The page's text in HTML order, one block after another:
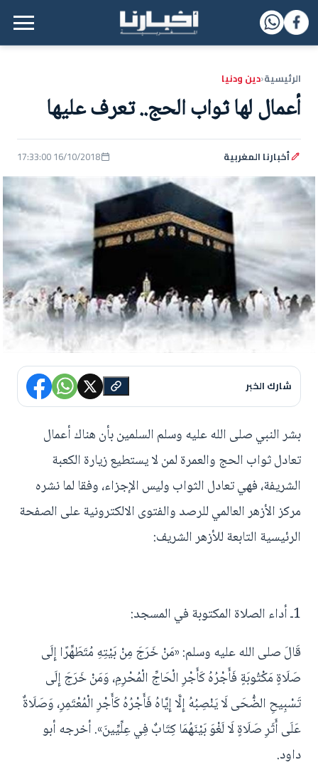
القائمة الرئيسية
الرئيسية‹دين ودنيا
أعمال لها ثواب الحج.. تعرف عليها
أخبارنا المغربية 16/10/2018 17:33:00
شارك الخبر
بشر النبي صلى الله عليه وسلم السلمين بأن هناك أعمال
تعادل ثواب الحج والعمرة لمن لا يستطيع زيارة الكعبة
الشريفة، فهي تعادل الثواب وليس الإجزاء، وفقا لما نشره
مركز الأزهر العالمي للرصد والفتوى الالكترونية على الصفحة
الرئيسية التابعة للأزهر الشريف:
1ـ أداء الصلاة المكتوبة في المسجد:
قَالَ صلى الله عليه وسلم: «مَنْ خَرَجَ مِنْ بَيْتِهِ مُتَطَهِّرًا إِلَى
صَلَاةٍ مَكْتُوبَةٍ فَأَجْرُهُ كَأَجْرِ الْحَاجِّ الْمُحْرِمِ، وَمَنْ خَرَجَ إِلَى
تَسْبِيحِ الضُّحَى لَا يَنْصِبُهُ إِلَّا إِيَّاهُ فَأَجْرُهُ كَأَجْرِ الْمُعْتَمِرِ، وَصَلَاةٌ
عَلَى أَثَرِ صَلَاةٍ لَا لَغْوَ بَيْنَهُمَا كِتَابٌ فِي عِلِّيِّينَ». أخرجه أبو
داود.